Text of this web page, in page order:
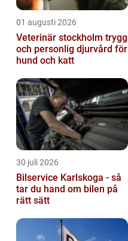
01 augusti 2026
Veterinär stockholm trygg
och personlig djurvård för
hund och katt
30 juli 2026
Bilservice Karlskoga - så
tar du hand om bilen på
rätt sätt